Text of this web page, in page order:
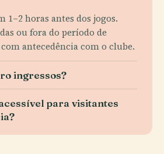
1–2 horas antes dos jogos.
ou fora do período de
antecedência com o clube.
ingressos?
para visitantes